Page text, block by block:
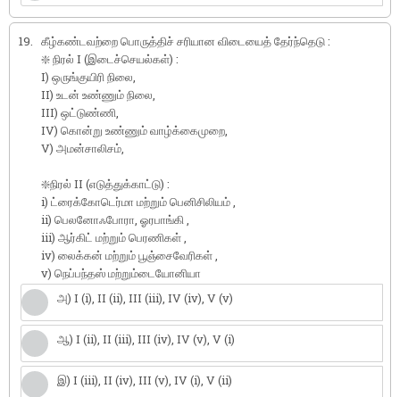
19. கீழ்கண்டவற்றை பொருத்திச் சரியான விடையைத் தேர்ந்தெடு :
❇️ நிரல் I (இடைச்செயல்கள்) :
I) ஒருங்குயிரி நிலை,
II) உடன் உண்ணும் நிலை,
III) ஒட்டுண்ணி,
IV) கொன்று உண்ணும் வாழ்க்கைமுறை,
V) அமன்சாலிசம்,
❇️நிரல் II (எடுத்துக்காட்டு) :
i) ட்ரைக்கோடெர்மா மற்றும் பெனிசிலியம் ,
ii) பெலனோஃபோரா, ஓரபாங்கி ,
iii) ஆர்கிட் மற்றும் பெரணிகள் ,
iv) லைக்கன் மற்றும் பூஞ்சைவேரிகள் ,
v) நெப்பந்தஸ் மற்றும்டையோனியா
அ) I (i), II (ii), III (iii), IV (iv), V (v)
ஆ) I (ii), II (iii), III (iv), IV (v), V (i)
இ) I (iii), II (iv), III (v), IV (i), V (ii)